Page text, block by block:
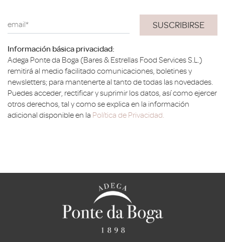
email*
Información básica privacidad:
Adega Ponte da Boga (Bares & Estrellas Food Services S.L.)
remitirá al medio facilitado comunicaciones, boletines y
newsletters; para mantenerte al tanto de todas las novedades.
Puedes acceder, rectificar y suprimir los datos, así como ejercer
otros derechos, tal y como se explica en la información
adicional disponible en la Política de Privacidad.